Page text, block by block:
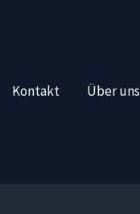
Kontakt Über uns